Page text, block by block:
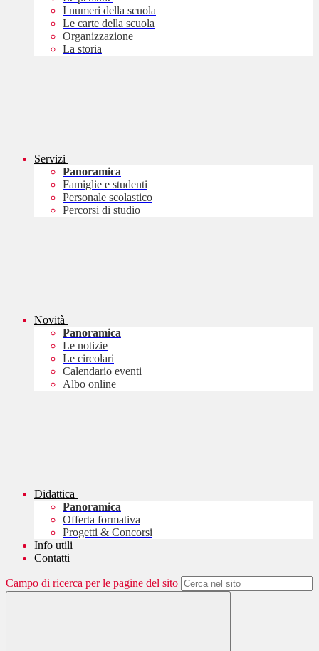
I numeri della scuola
Le carte della scuola
Organizzazione
La storia
Servizi
Panoramica
Famiglie e studenti
Personale scolastico
Percorsi di studio
Novità
Panoramica
Le notizie
Le circolari
Calendario eventi
Albo online
Didattica
Panoramica
Offerta formativa
Progetti & Concorsi
Info utili
Contatti
Campo di ricerca per le pagine del sito